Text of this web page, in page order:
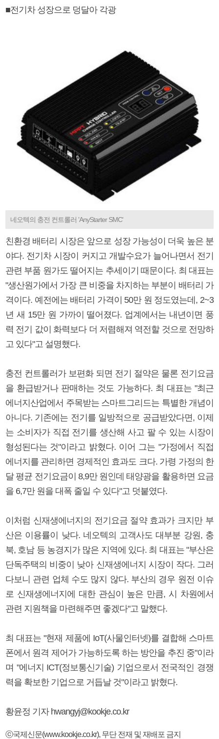
■전기차 성장으로 덩달아 각광
네오텍의 충전 컨트롤러 'AnyStarter SMC'
친환경 배터리 시장은 앞으로 성장 가능성이 더욱 높은 분
야다. 전기차 시장이 커지고 개발수요가 늘어나면서 전기
관련 부품 원가도 떨어지는 추세이기 때문이다. 최 대표는
"생산원가에서 가장 큰 비중을 차지하는 부분이 배터리 가
격이다. 예전에는 배터리 가격이 50만 원 정도였는데, 2~3
년 새 15만 원 가까이 떨어졌다. 업계에서는 내년이면 풍
력 전기 값이 화력보다 더 저렴해져 역전할 것으로 전망하
고 있다"고 설명했다.
충전 컨트롤러가 보편화 되면 전기 절약은 물론 전기요금
을 환급받거나 판매하는 것도 가능하다. 최 대표는 "최근
에너지산업에서 주목받는 스마트그리드는 특별한 개념이
아니다. 기존에는 전기를 일방적으로 공급받았다면, 이제
는 소비자가 직접 전기를 생산해 사고 팔 수 있는 시장이
형성된다는 것"이라고 밝혔다. 이어 그는 "가정에서 직접
에너지를 관리하면 경제적인 효과도 크다. 가령 가정의 한
달 평균 전기요금이 8,9만 원인데 태양광을 활용하면 요금
을 6,7만 원을 대폭 줄일 수 있다"고 덧붙였다.
이처럼 신재생에너지의 전기요금 절약 효과가 크지만 부
산은 이용률이 낮다. 네오텍의 고객사도 대부분 강원, 충
북, 호남 등 농경지가 많은 지역에 있다. 최 대표는 "부산은
단독주택의 비중이 낮아 신재생에너지 시장이 작다. 그러
다보니 관련 업체 수도 많지 않다. 부산의 경우 원전 이슈
로 신재생에너지에 대한 관심이 높은 만큼, 시 차원에서
관련 지원책을 마련해주면 좋겠다"고 말했다.
최 대표는 "현재 제품에 IoT(사물인터넷)를 결합해 스마트
폰에서 원격 제어가 가능하도록 하는 방안을 추진 중"이라
며 "에너지 ICT(정보통신기술) 기업으로서 전국적인 경쟁
력을 확보한 기업으로 거듭날 것"이라고 밝혔다.
황윤정 기자 hwangyj@kookje.co.kr
ⓒ국제신문(www.kookje.co.kr), 무단 전재 및 재배포 금지